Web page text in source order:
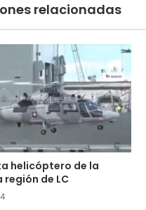
relacionadas
helicóptero de la
región de LC